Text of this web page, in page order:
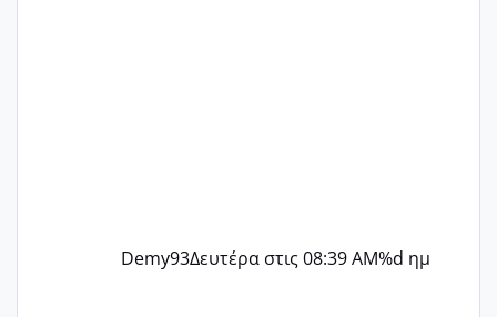
Demy93Δευτέρα στις 08:39 AM%d ημ